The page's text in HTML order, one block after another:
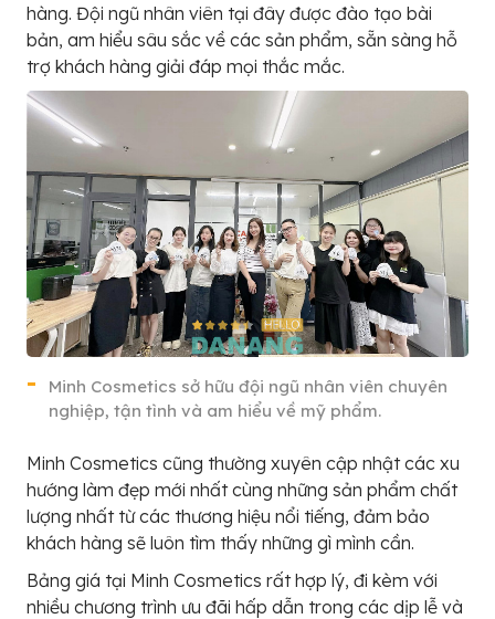
hàng. Đội ngũ nhân viên tại đây được đào tạo bài
bản, am hiểu sâu sắc về các sản phẩm, sẵn sàng hỗ
trợ khách hàng giải đáp mọi thắc mắc.
Minh Cosmetics sở hữu đội ngũ nhân viên chuyên
nghiệp, tận tình và am hiểu về mỹ phẩm.
Minh Cosmetics cũng thường xuyên cập nhật các xu
hướng làm đẹp mới nhất cùng những sản phẩm chất
lượng nhất từ các thương hiệu nổi tiếng, đảm bảo
khách hàng sẽ luôn tìm thấy những gì mình cần.
Bảng giá tại Minh Cosmetics rất hợp lý, đi kèm với
nhiều chương trình ưu đãi hấp dẫn trong các dịp lễ và